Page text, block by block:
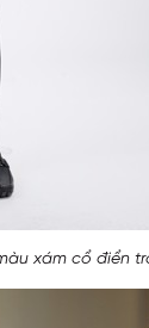
xám cổ điển